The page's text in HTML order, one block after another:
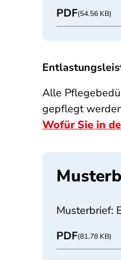
PDF(54.56 KB)
Alle
gepflegt
Wofür Sie in
Musterbrief:
PDF(81.78 KB)